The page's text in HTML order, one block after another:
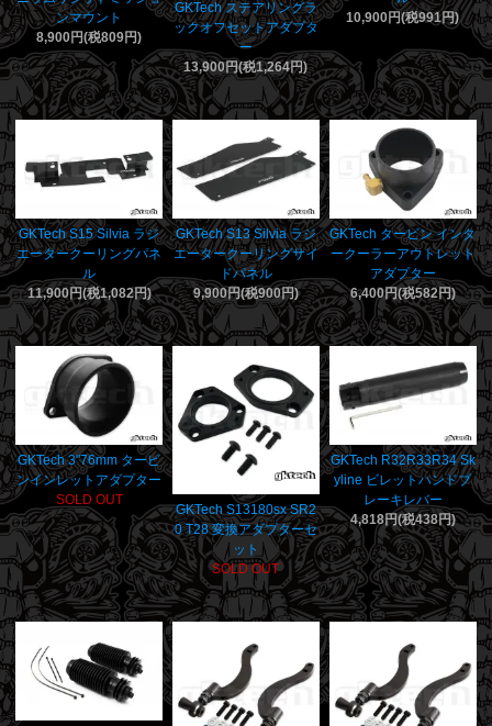
ンマウント
8,900円(税809円)
GKTech ステアリングラ
ックオフセットアダプタ
ー
13,900円(税1,264円)
10,900円(税991円)
GKTech S15 Silvia ラジ
エータークーリングパネ
ル
11,900円(税1,082円)
GKTech S13 Silvia ラジ
エータークーリングサイ
ドパネル
9,900円(税900円)
GKTech タービン インタ
ークーラーアウトレット
アダプター
6,400円(税582円)
GKTech 3"76mm タービ
ンインレットアダプター
SOLD OUT
GKTech S13180sx SR2
0 T28 変換アダプターセ
ット
SOLD OUT
GKTech R32R33R34 Sk
yline ビレットハンドブ
レーキレバー
4,818円(税438円)